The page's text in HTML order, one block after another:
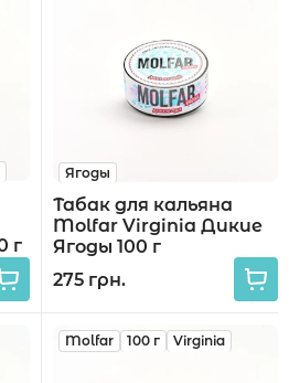
г
Ягоды
Табак для кальяна
Molfar Virginia Дикие
Ягоды 100 г
275 грн.
Molfar 100 г Virginia